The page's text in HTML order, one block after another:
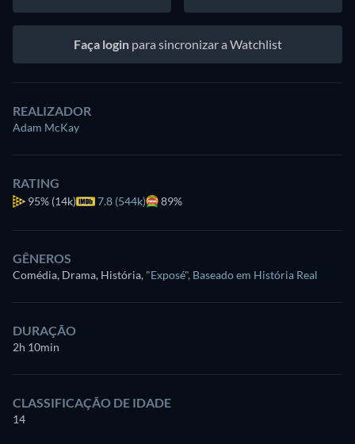
Faça loginpara sincronizar a Watchlist
REALIZADOR
Adam McKay
RATING
95% (14k) 7.8 (544k) 89%
GÊNEROS
Comédia, Drama, História, "Exposé", Baseado em História Real
DURAÇÃO
2h 10min
CLASSIFICAÇÃO DE IDADE
14